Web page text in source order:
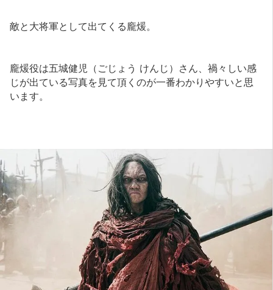
敵と大将軍として出てくる龐煖。
龐煖役は五城健児（ごじょう けんじ）さん、禍々しい感
じが出ている写真を見て頂くのが一番わかりやすいと思
います。